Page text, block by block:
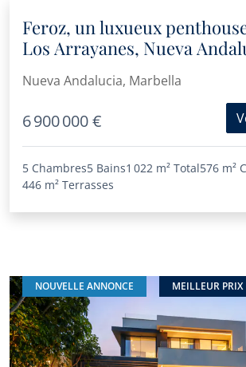
Feroz, un luxueux
Los Arrayanes, Nueva
Nueva Andalucia, Marbella
6 900 000 €
5 Chambres5 Bains1 022 m² Total576 m²
446 m² Terrasses
NOUVELLE ANNONCE MEILLEUR PRIX